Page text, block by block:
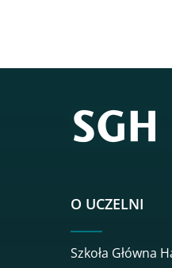
O UCZELNI
Szkoła Główna